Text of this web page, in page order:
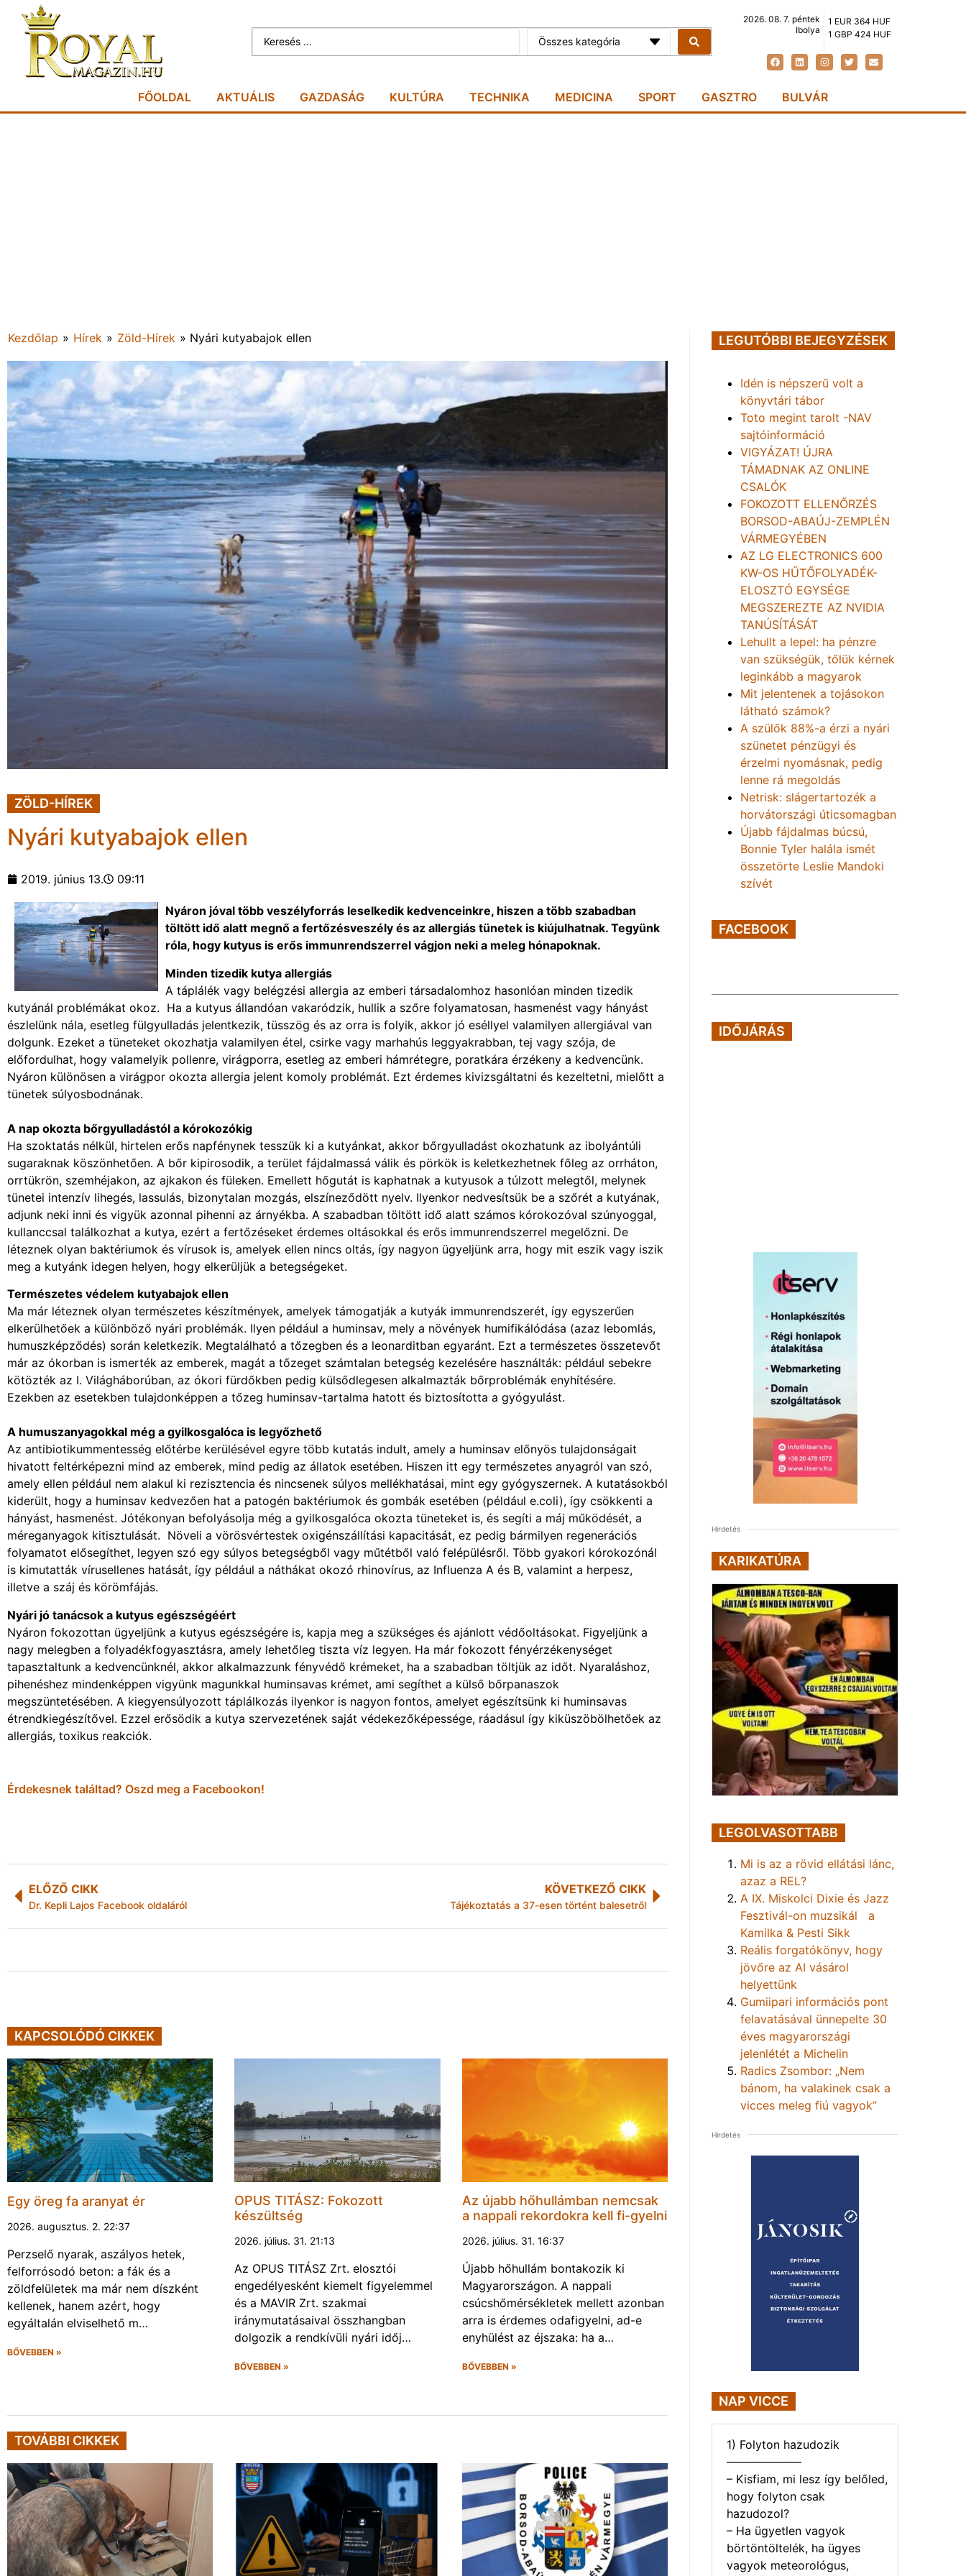
Összes kategória
2026. 08. 7. péntek
Ibolya
1 EUR 364 HUF
1 GBP 424 HUF
FŐOLDAL AKTUÁLIS GAZDASÁG KULTÚRA TECHNIKA MEDICINA SPORT GASZTRO BULVÁR
Kezdőlap » Hírek » Zöld-Hírek » Nyári kutyabajok ellen
ZÖLD-HÍREK
Nyári kutyabajok ellen
2019. június 13. 09:11
Nyáron jóval több veszélyforrás leselkedik kedvenceinkre, hiszen a több szabadban
töltött idő alatt megnő a fertőzésveszély és az allergiás tünetek is kiújulhatnak. Tegyünk
róla, hogy kutyus is erős immunrendszerrel vágjon neki a meleg hónapoknak.
Minden tizedik kutya allergiás
A táplálék vagy belégzési allergia az emberi társadalomhoz hasonlóan minden tizedik
kutyánál problémákat okoz. Ha a kutyus állandóan vakaródzik, hullik a szőre folyamatosan, hasmenést vagy hányást
észlelünk nála, esetleg fülgyulladás jelentkezik, tüsszög és az orra is folyik, akkor jó eséllyel valamilyen allergiával van
dolgunk. Ezeket a tüneteket okozhatja valamilyen étel, csirke vagy marhahús leggyakrabban, tej vagy szója, de
előfordulhat, hogy valamelyik pollenre, virágporra, esetleg az emberi hámrétegre, poratkára érzékeny a kedvencünk.
Nyáron különösen a virágpor okozta allergia jelent komoly problémát. Ezt érdemes kivizsgáltatni és kezeltetni, mielőtt a
tünetek súlyosbodnának.
A nap okozta bőrgyulladástól a kórokozókig
Ha szoktatás nélkül, hirtelen erős napfénynek tesszük ki a kutyánkat, akkor bőrgyulladást okozhatunk az ibolyántúli
sugaraknak köszönhetően. A bőr kipirosodik, a terület fájdalmassá válik és pörkök is keletkezhetnek főleg az orrháton,
orrtükrön, szemhéjakon, az ajkakon és füleken. Emellett hőgutát is kaphatnak a kutyusok a túlzott melegtől, melynek
tünetei intenzív lihegés, lassulás, bizonytalan mozgás, elszíneződött nyelv. Ilyenkor nedvesítsük be a szőrét a kutyának,
adjunk neki inni és vigyük azonnal pihenni az árnyékba. A szabadban töltött idő alatt számos kórokozóval szúnyoggal,
kullanccsal találkozhat a kutya, ezért a fertőzéseket érdemes oltásokkal és erős immunrendszerrel megelőzni. De
léteznek olyan baktériumok és vírusok is, amelyek ellen nincs oltás, így nagyon ügyeljünk arra, hogy mit eszik vagy iszik
meg a kutyánk idegen helyen, hogy elkerüljük a betegségeket.
Természetes védelem kutyabajok ellen
Ma már léteznek olyan természetes készítmények, amelyek támogatják a kutyák immunrendszerét, így egyszerűen
elkerülhetőek a különböző nyári problémák. Ilyen például a huminsav, mely a növények humifikálódása (azaz lebomlás,
humuszképződés) során keletkezik. Megtalálható a tőzegben és a leonarditban egyaránt. Ezt a természetes összetevőt
már az ókorban is ismerték az emberek, magát a tőzeget számtalan betegség kezelésére használták: például sebekre
kötözték az I. Világháborúban, az ókori fürdőkben pedig külsődlegesen alkalmazták bőrproblémák enyhítésére.
Ezekben az esetekben tulajdonképpen a tőzeg huminsav-tartalma hatott és biztosította a gyógyulást.
A humuszanyagokkal még a gyilkosgalóca is legyőzhető
Az antibiotikummentesség előtérbe kerülésével egyre több kutatás indult, amely a huminsav előnyös tulajdonságait
hivatott feltérképezni mind az emberek, mind pedig az állatok esetében. Hiszen itt egy természetes anyagról van szó,
amely ellen például nem alakul ki rezisztencia és nincsenek súlyos mellékhatásai, mint egy gyógyszernek. A kutatásokból
kiderült, hogy a huminsav kedvezően hat a patogén baktériumok és gombák esetében (például e.coli), így csökkenti a
hányást, hasmenést. Jótékonyan befolyásolja még a gyilkosgalóca okozta tüneteket is, és segíti a máj működését, a
méreganyagok kitisztulását. Növeli a vörösvértestek oxigénszállítási kapacitását, ez pedig bármilyen regenerációs
folyamatot elősegíthet, legyen szó egy súlyos betegségből vagy műtétből való felépülésről. Több gyakori kórokozónál
is kimutatták vírusellenes hatását, így például a náthákat okozó rhinovírus, az Influenza A és B, valamint a herpesz,
illetve a száj és körömfájás.
Nyári jó tanácsok a kutyus egészségéért
Nyáron fokozottan ügyeljünk a kutyus egészségére is, kapja meg a szükséges és ajánlott védőoltásokat. Figyeljünk a
nagy melegben a folyadékfogyasztásra, amely lehetőleg tiszta víz legyen. Ha már fokozott fényérzékenységet
tapasztaltunk a kedvencünknél, akkor alkalmazzunk fényvédő krémeket, ha a szabadban töltjük az időt. Nyaraláshoz,
pihenéshez mindenképpen vigyünk magunkkal huminsavas krémet, ami segíthet a külső bőrpanaszok
megszüntetésében. A kiegyensúlyozott táplálkozás ilyenkor is nagyon fontos, amelyet egészítsünk ki huminsavas
étrendkiegészítővel. Ezzel erősödik a kutya szervezetének saját védekezőképessége, ráadásul így kiküszöbölhetőek az
allergiás, toxikus reakciók.
Érdekesnek találtad? Oszd meg a Facebookon!
ELŐZŐ CIKK
Dr. Kepli Lajos Facebook oldaláról
KÖVETKEZŐ CIKK
Tájékoztatás a 37-esen történt balesetről
KAPCSOLÓDÓ CIKKEK
Egy öreg fa aranyat ér
2026. augusztus. 2. 22:37
Perzselő nyarak, aszályos hetek,
felforrósodó beton: a fák és a
zöldfelületek ma már nem díszként
kellenek, hanem azért, hogy
egyáltalán elviselhető m…
BŐVEBBEN »
OPUS TITÁSZ: Fokozott
készültség
2026. július. 31. 21:13
Az OPUS TITÁSZ Zrt. elosztói
engedélyesként kiemelt figyelemmel
és a MAVIR Zrt. szakmai
iránymutatásaival összhangban
dolgozik a rendkívüli nyári időj…
BŐVEBBEN »
Az újabb hőhullámban nemcsak
a nappali rekordokra kell fi-gyelni
2026. július. 31. 16:37
Újabb hőhullám bontakozik ki
Magyarországon. A nappali
csúcshőmérsékletek mellett azonban
arra is érdemes odafigyelni, ad-e
enyhülést az éjszaka: ha a…
BŐVEBBEN »
TOVÁBBI CIKKEK
LEGUTÓBBI BEJEGYZÉSEK
Idén is népszerű volt a
könyvtári tábor
Toto megint tarolt -NAV
sajtóinformáció
VIGYÁZAT! ÚJRA
TÁMADNAK AZ ONLINE
CSALÓK
FOKOZOTT ELLENŐRZÉS
BORSOD-ABAÚJ-ZEMPLÉN
VÁRMEGYÉBEN
AZ LG ELECTRONICS 600
KW-OS HŰTŐFOLYADÉK-
ELOSZTÓ EGYSÉGE
MEGSZEREZTE AZ NVIDIA
TANÚSÍTÁSÁT
Lehullt a lepel: ha pénzre
van szükségük, tőlük kérnek
leginkább a magyarok
Mit jelentenek a tojásokon
látható számok?
A szülők 88%-a érzi a nyári
szünetet pénzügyi és
érzelmi nyomásnak, pedig
lenne rá megoldás
Netrisk: slágertartozék a
horvátországi úticsomagban
Újabb fájdalmas búcsú,
Bonnie Tyler halála ismét
összetörte Leslie Mandoki
szívét
FACEBOOK
IDŐJÁRÁS
Hirdetés
KARIKATÚRA
LEGOLVASOTTABB
Mi is az a rövid ellátási lánc,
azaz a REL?
A IX. Miskolci Dixie és Jazz
Fesztivál-on muzsikál a
Kamilka & Pesti Sikk
Reális forgatókönyv, hogy
jövőre az AI vásárol
helyettünk
Gumiipari információs pont
felavatásával ünnepelte 30
éves magyarországi
jelenlétét a Michelin
Radics Zsombor: „Nem
bánom, ha valakinek csak a
vicces meleg fiú vagyok”
Hirdetés
NAP VICCE
1) Folyton hazudozik
——————–
– Kisfiam, mi lesz így belőled,
hogy folyton csak
hazudozol?
– Ha ügyetlen vagyok
börtöntöltelék, ha ügyes
vagyok meteorológus,